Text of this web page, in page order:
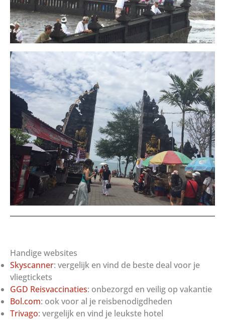
Handige websites
Skyscanner: vergelijk en vind de beste deal voor je
vliegtickets
GGD Reisvaccinaties: onbezorgd en veilig op vakantie
Bol.com: ook voor al je reisbenodigdheden
Trivago: vergelijk en vind je leukste hotel